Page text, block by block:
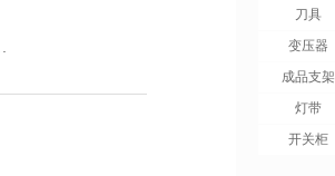
刀具
变压器
成品支架
灯带
开关柜